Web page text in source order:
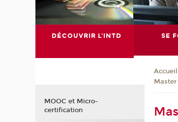
DÉCOUVRIR L'INTD SE
Accueil
MOOC et Micro-
certification